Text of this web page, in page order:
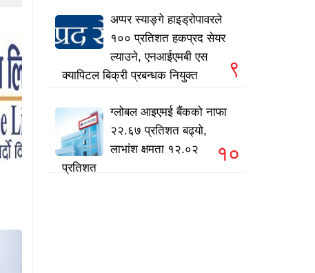
अप्पर स्याङ्गे हाइड्रोपावरले
१०० प्रतिशत हकप्रद सेयर
ल्याउने, एनआईएमबी एस
क्यापिटल बिक्री प्रबन्धक नियुक्त
९
ग्लोबल आइएमई बैंकको नाफा
२२.६७ प्रतिशत बढ्यो,
लाभांश क्षमता १२.०२
प्रतिशत
१०